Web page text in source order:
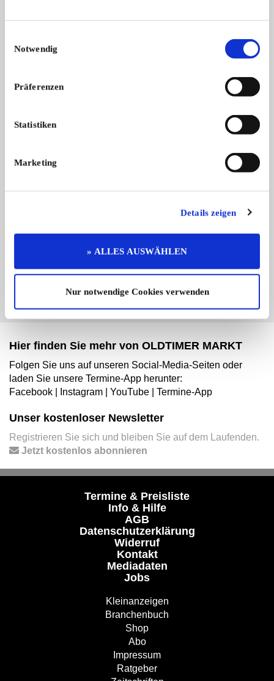
Notwendig
Präferenzen
Statistiken
Marketing
Details zeigen
» ALLES AUSWÄHLEN
Nur notwendige Cookies verwenden
Freunde alter Landmaschinen Sektion
Nordwestschweiz (FALNOWE)
Branchenbuch-Eintrag übernehmen
ergänzen und für sich zu nutzen:
EINTRAG JETZT ÜBERNEHMEN
Hier finden Sie mehr von OLDTIMER MARKT
Folgen Sie uns auf unseren Social-Media-Seiten oder
laden Sie unsere Termine-App herunter:
Facebook
Instagram YouTube Termine-App
Unser kostenloser Newsletter
Registrieren Sie sich und bleiben Sie auf dem Laufenden.
Jetzt kostenlos abonnieren
Termine & Preisliste
Info & Hilfe
AGB
Datenschutzerklärung
Widerruf
Kontakt
Mediadaten
Jobs
Kleinanzeigen
Branchenbuch
Shop
Abo
Impressum
Ratgeber